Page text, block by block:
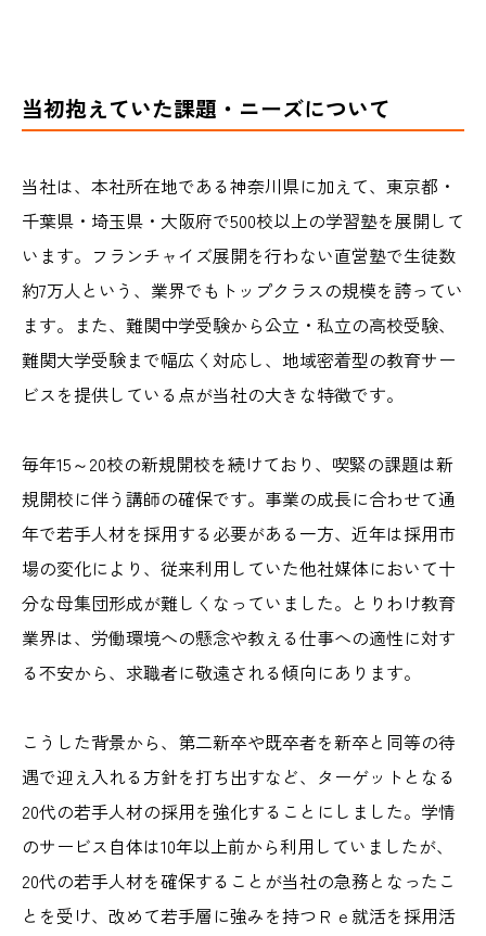
当初抱えていた課題・ニーズについて
当社は、本社所在地である神奈川県に加えて、東京都・
千葉県・埼玉県・大阪府で500校以上の学習塾を展開して
います。フランチャイズ展開を行わない直営塾で生徒数
約7万人という、業界でもトップクラスの規模を誇ってい
ます。また、難関中学受験から公立・私立の高校受験、
難関大学受験まで幅広く対応し、地域密着型の教育サー
ビスを提供している点が当社の大きな特徴です。
毎年15～20校の新規開校を続けており、喫緊の課題は新
規開校に伴う講師の確保です。事業の成長に合わせて通
年で若手人材を採用する必要がある一方、近年は採用市
場の変化により、従来利用していた他社媒体において十
分な母集団形成が難しくなっていました。とりわけ教育
業界は、労働環境への懸念や教える仕事への適性に対す
る不安から、求職者に敬遠される傾向にあります。
こうした背景から、第二新卒や既卒者を新卒と同等の待
遇で迎え入れる方針を打ち出すなど、ターゲットとなる
20代の若手人材の採用を強化することにしました。学情
のサービス自体は10年以上前から利用していましたが、
20代の若手人材を確保することが当社の急務となったこ
とを受け、改めて若手層に強みを持つＲｅ就活を採用活